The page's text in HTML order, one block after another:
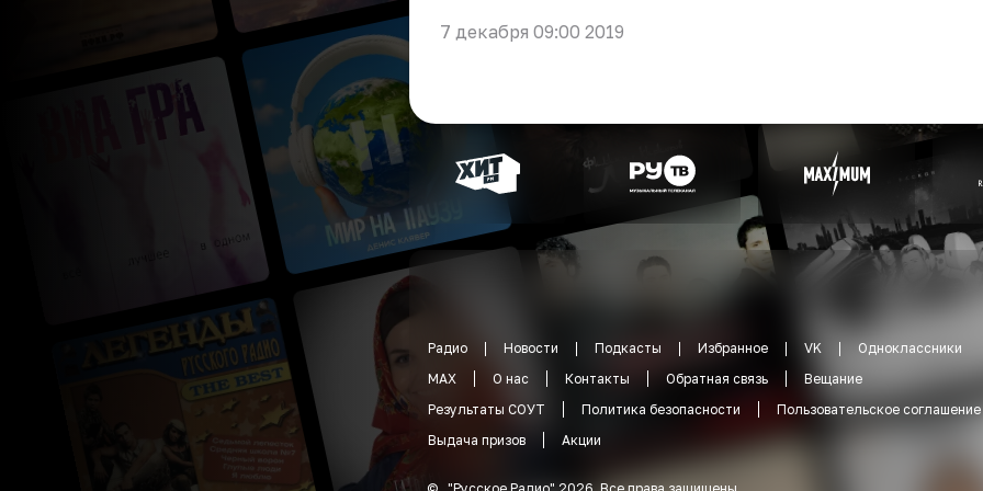
7 декабря 09:00 2019
Радио Новости Подкасты Избранное VK
Одноклассники
MAX
О нас Контакты Обратная связь
Вещание
Результаты СОУТ
Политика безопасности
Пользовательское соглашение
Выдача призов
Акции